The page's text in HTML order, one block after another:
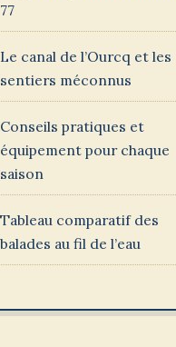
77
Le canal de l’Ourcq et les
sentiers méconnus
Conseils pratiques et
équipement pour chaque
saison
Tableau comparatif des
balades au fil de l’eau